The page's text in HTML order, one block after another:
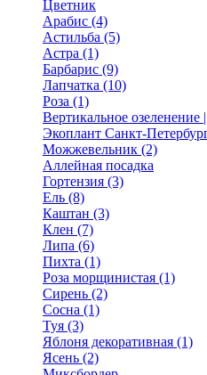
Цветник
Арабис (4)
Астильба (5)
Астра (1)
Барбарис (9)
Лапчатка (10)
Роза (1)
Вертикальное озеленение
Экоплант Санкт-
Можжевельник (2)
Аллейная посадка
Гортензия (3)
Ель (8)
Каштан (3)
Клен (7)
Липа (6)
Пихта (1)
Роза морщинистая (1)
Сирень (2)
Сосна (1)
Туя (3)
Яблоня декоративная (1)
Ясень (2)